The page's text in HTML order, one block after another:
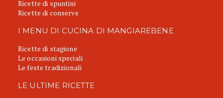
Ricette di spuntini
Ricette di conserve
I MENU DI CUCINA DI MANGIAREBENE
Ricette di stagione
Le occasioni speciali
Le feste tradizionali
LE ULTIME RICETTE